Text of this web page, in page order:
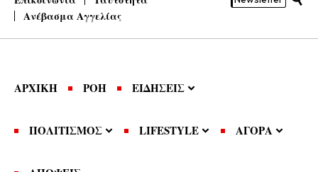
Ανέβασμα Αγγελίας
ΑΡΧΙΚΗ ΡΟΗ ΕΙΔΗΣΕΙΣ
ΠΟΛΙΤΙΣΜΟΣ LIFESTYLE ΑΓΟΡΑ